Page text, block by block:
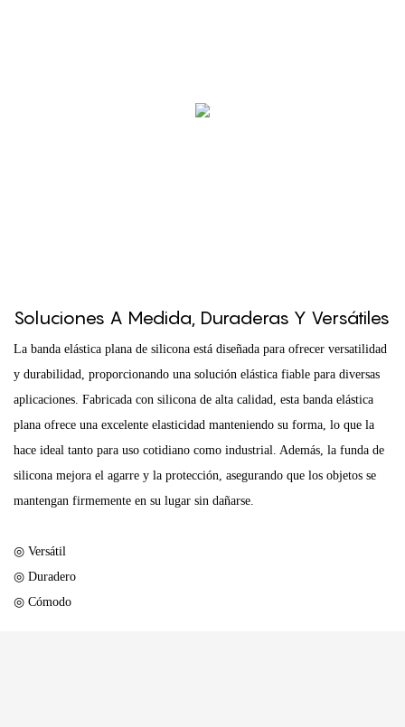
Soluciones A Medida, Duraderas Y Versátiles
La banda elástica plana de silicona está diseñada para ofrecer versatilidad
y durabilidad, proporcionando una solución elástica fiable para diversas
aplicaciones. Fabricada con silicona de alta calidad, esta banda elástica
plana ofrece una excelente elasticidad manteniendo su forma, lo que la
hace ideal tanto para uso cotidiano como industrial. Además, la funda de
silicona mejora el agarre y la protección, asegurando que los objetos se
mantengan firmemente en su lugar sin dañarse.
◎ Versátil
◎ Duradero
◎ Cómodo